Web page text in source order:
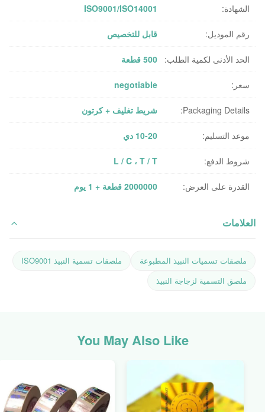
الشهادة: ISO9001/ISO14001
رقم الموديل: قابل للتخصيص
الحد الأدنى لكمية الطلب: 500 قطعة
سعر: negotiable
Packaging Details: شريط تغليف + كرتون
موعد التسليم: 10-20 دي
شروط الدفع: L / C ، T / T
القدرة على العرض: 2000000 قطعة + 1 يوم
العلامات
ملصقات تسميات النبيذ المطبوعة
ملصقات تسمية النبيذ ISO9001
ملصق التسمية لزجاجة النبيذ
You May Also Like